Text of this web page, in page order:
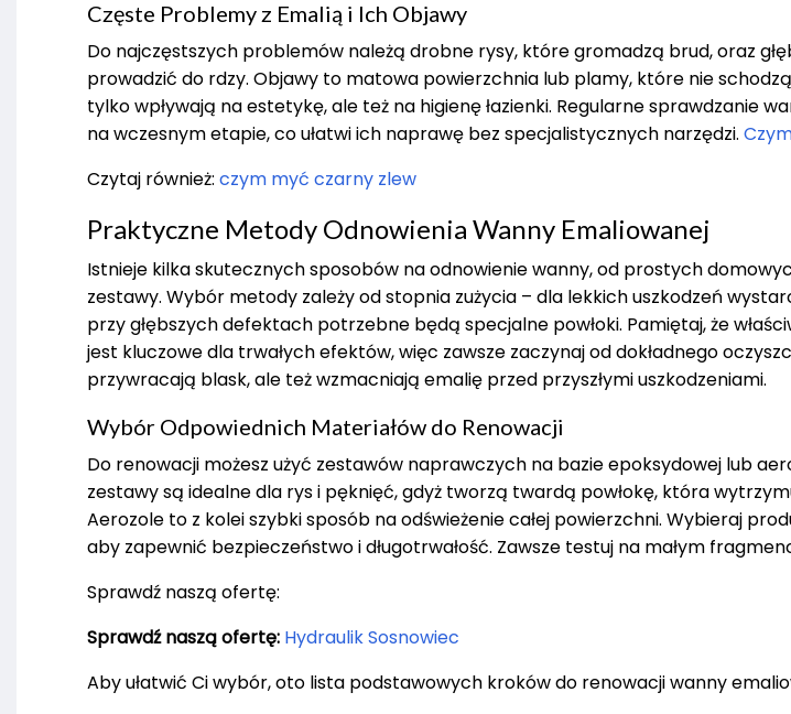
Częste Problemy z Emalią i Ich Objawy
Do najczęstszych problemów należą drobne rysy, które gromadzą brud, oraz
prowadzić do rdzy. Objawy to matowa powierzchnia lub plamy, które nie
tylko wpływają na estetykę, ale też na higienę łazienki. Regularne sprawdzanie
na wczesnym etapie, co ułatwi ich naprawę bez specjalistycznych narzędzi.
Czytaj również: czym myć czarny zlew
Praktyczne Metody Odnowienia Wanny Emaliowanej
Istnieje kilka skutecznych sposobów na odnowienie wanny, od prostych
zestawy. Wybór metody zależy od stopnia zużycia – dla lekkich uszkodzeń
przy głębszych defektach potrzebne będą specjalne powłoki. Pamiętaj, że
jest kluczowe dla trwałych efektów, więc zawsze zaczynaj od dokładnego
przywracają blask, ale też wzmacniają emalię przed przyszłymi uszkodzeniami.
Wybór Odpowiednich Materiałów do Renowacji
Do renowacji możesz użyć zestawów naprawczych na bazie epoksydowej lub
zestawy są idealne dla rys i pęknięć, gdyż tworzą twardą powłokę, która
Aerozole to z kolei szybki sposób na odświeżenie całej powierzchni. Wybieraj
aby zapewnić bezpieczeństwo i długotrwałość. Zawsze testuj na małym
Sprawdź naszą ofertę:
Sprawdź naszą ofertę: Hydraulik Sosnowiec
Aby ułatwić Ci wybór, oto lista podstawowych kroków do renowacji wanny